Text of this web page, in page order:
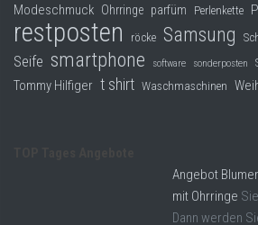
Modeschmuck Ohrringe parfüm Perlenkette
restposten röcke Samsung
Seife smartphone software sonderposten
Tommy Hilfiger t shirt Waschmaschinen
Angebot
mit Ohrringe
Dann werden